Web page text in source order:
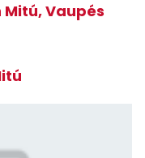
Mitú, Vaupés